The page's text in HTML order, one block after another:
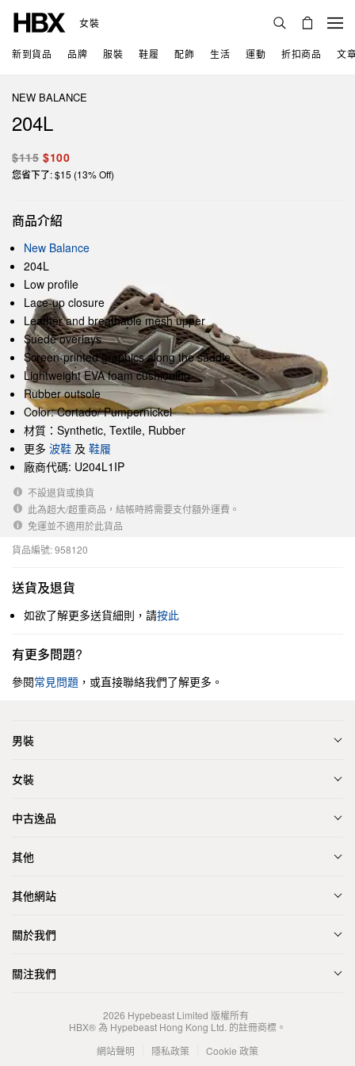
女裝
新到貨品 品牌 服裝 鞋履 配飾 生活 運動 折扣商品 文
NEW BALANCE
204L
$115 $100
您省下了: $15 (13% Off)
商品介紹
New Balance
204L
Low profile
Lace-up closure
Leather and breathable mesh upper
Suede overlays
Screen-printed graphics along the saddle
Lightweight EVA foam cushioning
Rubber outsole
Color: Cortado/ Pumpernickel
材質：Synthetic, Textile, Rubber
更多 波鞋 及 鞋履
廠商代碼: U204L1IP
不設退貨或換貨
此為超大/超重商品，結帳時將需要支付額外運費。
免運並不適用於此貨品
貨品編號: 958120
送貨及退貨
如欲了解更多送貨細則，請按此
有更多問題?
參閱常見問題 ，或直接聯絡我們了解更多。
男裝
女裝
中古逸品
其他
其他網站
關於我們
關注我們
2026 Hypebeast Limited 版權所有
HBX® 為 Hypebeast Hong Kong Ltd. 的註冊商標。
網站聲明
隱私政策 Cookie 政策